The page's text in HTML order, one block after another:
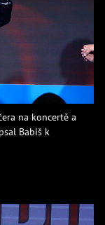
na koncertě a
Babiš k